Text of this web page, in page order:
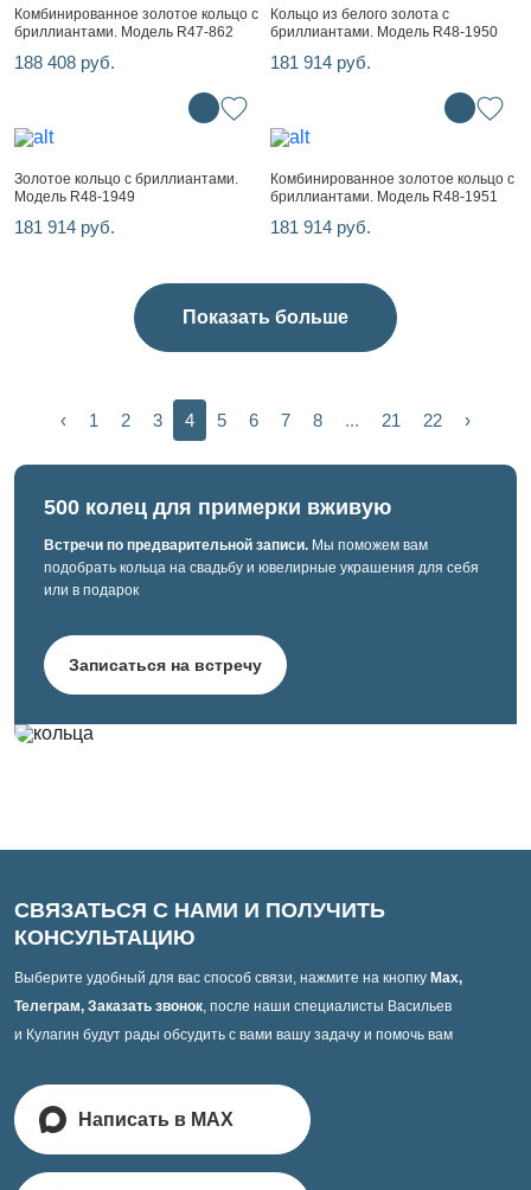
Комбинированное золотое кольцо с
бриллиантами. Модель R47-862
188 408 руб.
Кольцо из белого золота с
бриллиантами. Модель R48-1950
181 914 руб.
Золотое кольцо с бриллиантами.
Модель R48-1949
181 914 руб.
Комбинированное золотое кольцо с
бриллиантами. Модель R48-1951
181 914 руб.
Показать больше
‹ 1 2 3 4 5 6 7 8 ... 21 22 ›
500 колец для примерки вживую
Встречи по предварительной записи. Мы поможем вам
подобрать кольца на свадьбу и ювелирные украшения для себя
или в подарок
Записаться на встречу
СВЯЗАТЬСЯ С НАМИ И ПОЛУЧИТЬ
КОНСУЛЬТАЦИЮ
Выберите удобный для вас способ связи, нажмите на кнопку Max,
Телеграм, Заказать звонок, после наши специалисты Васильев
и Кулагин будут рады обсудить с вами вашу задачу и помочь вам
Написать в MAX